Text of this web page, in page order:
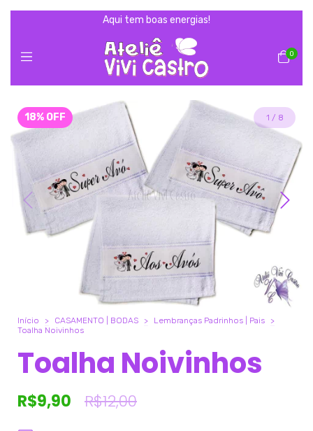
Aqui tem boas energias!
0
18% OFF 1 / 8
Início > CASAMENTO | BODAS > Lembranças Padrinhos | Pais
>
Toalha Noivinhos
Toalha Noivinhos
R$9,90 R$12,00